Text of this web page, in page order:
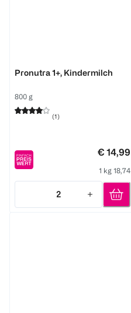
Pronutra 1+, Kindermilch
800 g
(1)
€ 14,99
1 kg 18,74
2
Quantity: 2